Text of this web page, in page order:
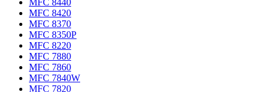
MFC 8420
MFC 8370
MFC 8350P
MFC 8220
MFC 7880
MFC 7860
MFC 7840W
MFC 7820